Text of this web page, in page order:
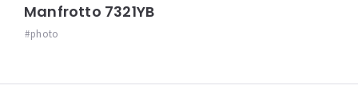
Manfrotto 7321YB
photo